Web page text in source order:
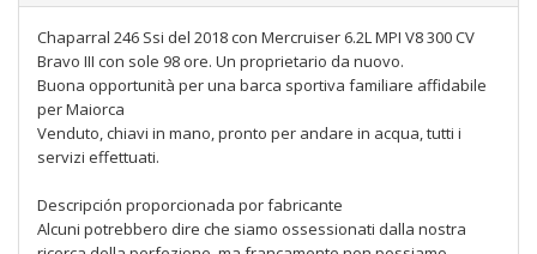
Chaparral 246 Ssi del 2018 con Mercruiser 6.2L MPI V8 300 CV
Bravo III con sole 98 ore. Un proprietario da nuovo.
Buona opportunità per una barca sportiva familiare affidabile
per Maiorca
Venduto, chiavi in mano, pronto per andare in acqua, tutti i
servizi effettuati.
Descripción proporcionada por fabricante
Alcuni potrebbero dire che siamo ossessionati dalla nostra